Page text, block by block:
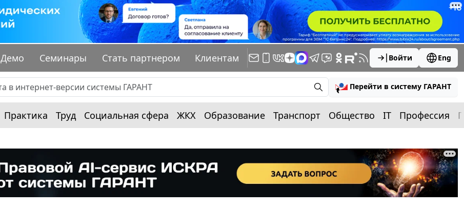
Демо Семинары Стать партнером Клиентам Войти Eng
Перейти в систему ГАРАНТ
Практика Труд Социальная сфера ЖКХ Образование Транспорт Общество IT Профессия